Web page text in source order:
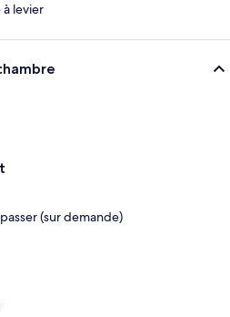
levier
(sur demande)